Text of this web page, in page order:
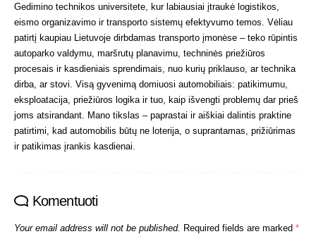
Gedimino technikos universitete, kur labiausiai įtraukė logistikos,
eismo organizavimo ir transporto sistemų efektyvumo temos. Vėliau
patirtį kaupiau Lietuvoje dirbdamas transporto įmonėse – teko rūpintis
autoparko valdymu, maršrutų planavimu, techninės priežiūros
procesais ir kasdieniais sprendimais, nuo kurių priklauso, ar technika
dirba, ar stovi. Visą gyvenimą domiuosi automobiliais: patikimumu,
eksploatacija, priežiūros logika ir tuo, kaip išvengti problemų dar prieš
joms atsirandant. Mano tikslas – paprastai ir aiškiai dalintis praktine
patirtimi, kad automobilis būtų ne loterija, o suprantamas, prižiūrimas
ir patikimas įrankis kasdienai.
Komentuoti
Your email address will not be published. Required fields are marked *